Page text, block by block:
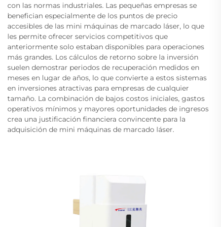
con las normas industriales. Las pequeñas empresas se
benefician especialmente de los puntos de precio
accesibles de las mini máquinas de marcado láser, lo que
les permite ofrecer servicios competitivos que
anteriormente solo estaban disponibles para operaciones
más grandes. Los cálculos de retorno sobre la inversión
suelen demostrar periodos de recuperación medidos en
meses en lugar de años, lo que convierte a estos sistemas
en inversiones atractivas para empresas de cualquier
tamaño. La combinación de bajos costos iniciales, gastos
operativos mínimos y mayores oportunidades de ingresos
crea una justificación financiera convincente para la
adquisición de mini máquinas de marcado láser.